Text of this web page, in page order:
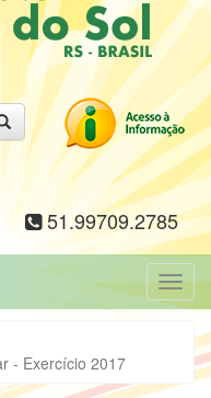
51.99709.2785
- Exercício 2017